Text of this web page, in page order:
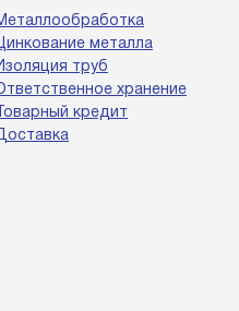
металла
труб
хранение
Товарный кредит